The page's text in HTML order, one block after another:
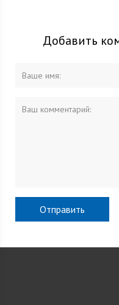
Добавить